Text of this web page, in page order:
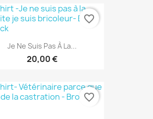
Je Ne Suis Pas À La...
20,00 €
favorite_border
favorite_border